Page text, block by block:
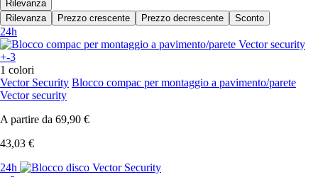
Rilevanza
Rilevanza
Prezzo crescente Prezzo decrescente Sconto
24h
+-3
1 colori
Vector Security Blocco compac per montaggio a pavimento/parete
Vector security
A partire da 69,90 €
43,03 €
24h